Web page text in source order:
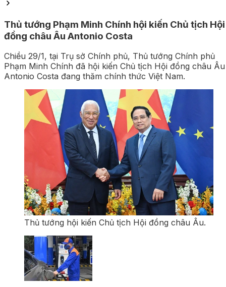
Thủ tướng Phạm Minh Chính hội kiến Chủ tịch Hội
đồng châu Âu Antonio Costa
Chiều 29/1, tại Trụ sở Chính phủ, Thủ tướng Chính phủ
Phạm Minh Chính đã hội kiến Chủ tịch Hội đồng châu Âu
Antonio Costa đang thăm chính thức Việt Nam.
Thủ tướng hội kiến Chủ tịch Hội đồng châu Âu.